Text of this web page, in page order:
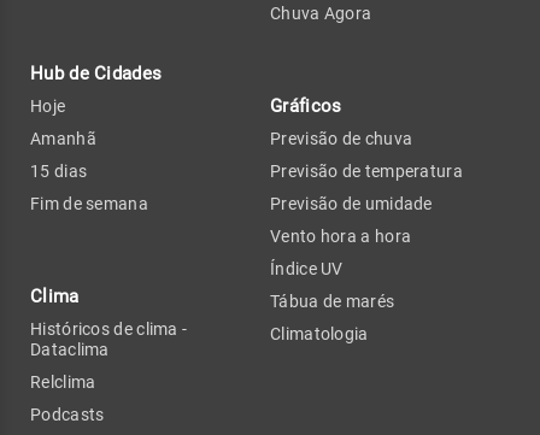
Hub de Cidades
Hoje
Amanhã
15 dias
Fim de semana
Clima
Históricos de clima -
Dataclima
Relclima
Podcasts
Chuva Agora
Gráficos
Previsão de chuva
Previsão de temperatura
Previsão de umidade
Vento hora a hora
Índice UV
Tábua de marés
Climatologia